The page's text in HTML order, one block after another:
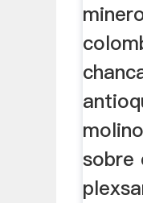
sobre